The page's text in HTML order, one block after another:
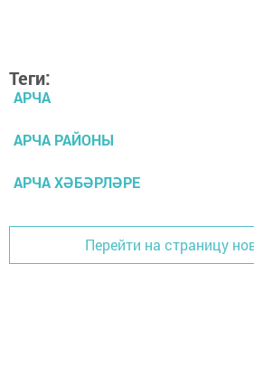
Теги:
АРЧА
АРЧА РАЙОНЫ
АРЧА ХӘБӘРЛӘРЕ
Перейти на страницу